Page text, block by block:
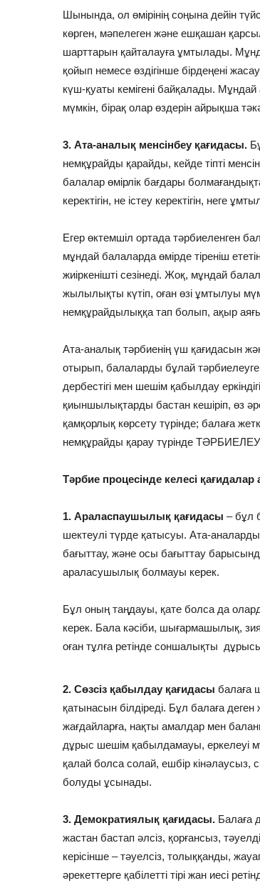
Шынында, ол өмірінің соңына дейін
көрген, мәпелеген және ешқашан
шарттарын қайталауға ұмтылады.
қойып немесе өздігінше бірдеңені
күш-қуаты кемігені байқалады.
мүмкін, бірақ олар өздерін айрықша
3. Ата-аналық менсінбеу қағидасы.
немқұрайды қарайды, кейде тіпті
балалар өмірлік бағдары
керектігін, не істеу керектігін, неге
Егер өктемшіл ортада тәрбиеленген
мұндай балаларда өмірде тіреніш
жиіркенішті сезінеді. Жоқ, мұндай
жылылықты күтіп, оған өзі ұмтылуы
немқұрайдылыққа тап болып, ақыр
Ата-аналық тәрбиенің үш қағидасын
отырып, балаларды бұлай тәрбиелеуге
дербестігі мен шешім қабылдау
қиыншылықтарды бастан кешіріп, өз
қамқорлық көрсету түрінде; балаға
немқұрайды қарау түрінде
Тәрбие процесінде келесі қағидалар
1. Араласпаушылық қағидасы – бұл
шектеулі түрде қатысуы. Ата-
бағыттау, және осы бағыттау
араласушылық болмауы керек.
Бұл оның таңдауы, қате болса да
керек. Бала кәсіби, шығармашылық,
оған тұлға ретінде соншалықты
2. Сөзсіз қабылдау қағидасы балаға
қатынасын білдіреді. Бұл балаға
жағдайларға, нақты амалдар мен
дұрыс шешім қабылдамауы, еркелеуі
қалай болса солай, ешбір
болуды ұсынады.
3. Демократиялық қағидасы. Балаға
жастан бастап әлсіз, қорғансыз,
керісінше – тәуелсіз, толыққанды,
әрекеттерге қабілетті тірі жан иесі